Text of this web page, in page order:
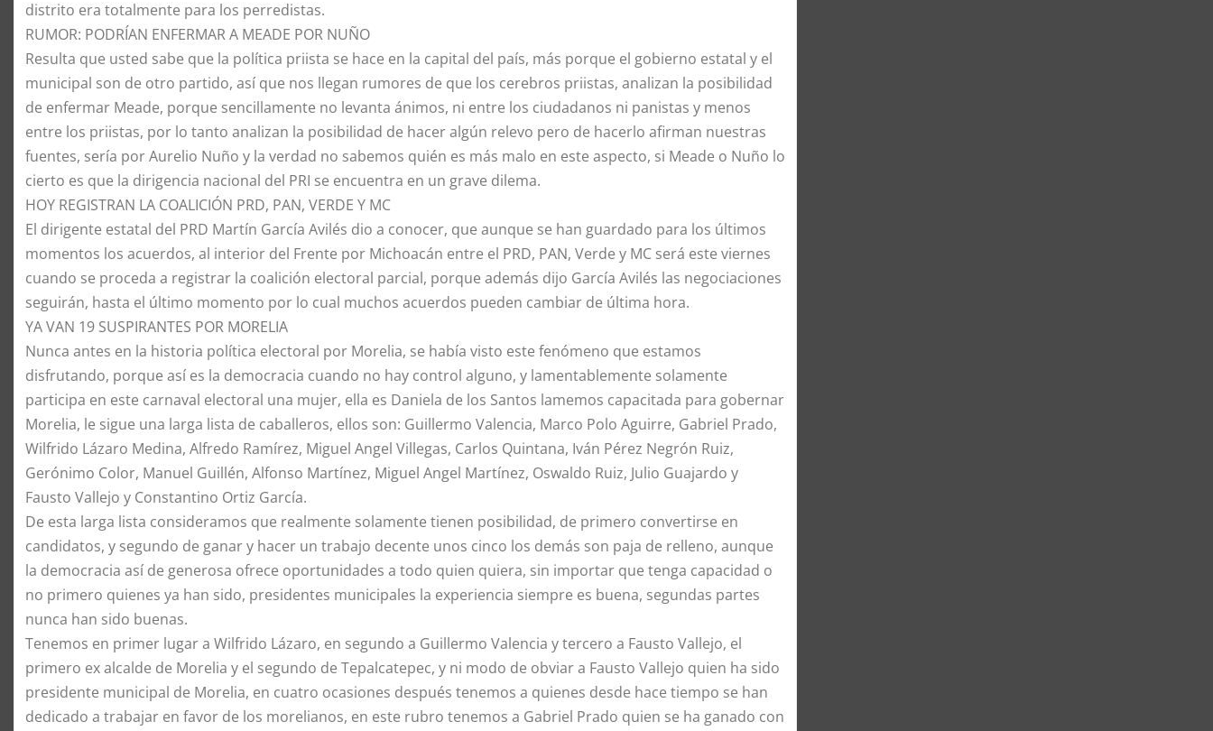
distrito era totalmente para los perredistas.
​RUMOR: PODRÍAN ENFERMAR A MEADE POR NUÑO
​Resulta que usted sabe que la política priista se hace en la capital del país, más porque el gobierno estatal y el
municipal son de otro partido, así que nos llegan rumores de que los cerebros priistas, analizan la posibilidad
de enfermar Meade, porque sencillamente no levanta ánimos, ni entre los ciudadanos ni panistas y menos
entre los priistas, por lo tanto analizan la posibilidad de hacer algún relevo pero de hacerlo afirman nuestras
fuentes, sería por Aurelio Nuño y la verdad no sabemos quién es más malo en este aspecto, si Meade o Nuño lo
cierto es que la dirigencia nacional del PRI se encuentra en un grave dilema.
​HOY REGISTRAN LA COALICIÓN PRD, PAN, VERDE Y MC
​El dirigente estatal del PRD Martín García Avilés dio a conocer, que aunque se han guardado para los últimos
momentos los acuerdos, al interior del Frente por Michoacán entre el PRD, PAN, Verde y MC será este viernes
cuando se proceda a registrar la coalición electoral parcial, porque además dijo García Avilés las negociaciones
seguirán, hasta el último momento por lo cual muchos acuerdos pueden cambiar de última hora.
​YA VAN 19 SUSPIRANTES POR MORELIA
​Nunca antes en la historia política electoral por Morelia, se había visto este fenómeno que estamos
disfrutando, porque así es la democracia cuando no hay control alguno, y lamentablemente solamente
participa en este carnaval electoral una mujer, ella es Daniela de los Santos lamemos capacitada para gobernar
Morelia, le sigue una larga lista de caballeros, ellos son: Guillermo Valencia, Marco Polo Aguirre, Gabriel Prado,
Wilfrido Lázaro Medina, Alfredo Ramírez, Miguel Angel Villegas, Carlos Quintana, Iván Pérez Negrón Ruiz,
Gerónimo Color, Manuel Guillén, Alfonso Martínez, Miguel Angel Martínez, Oswaldo Ruiz, Julio Guajardo y
Fausto Vallejo y Constantino Ortiz García.
​De esta larga lista consideramos que realmente solamente tienen posibilidad, de primero convertirse en
candidatos, y segundo de ganar y hacer un trabajo decente unos cinco los demás son paja de relleno, aunque
la democracia así de generosa ofrece oportunidades a todo quien quiera, sin importar que tenga capacidad o
no primero quienes ya han sido, presidentes municipales la experiencia siempre es buena, segundas partes
nunca han sido buenas.
Tenemos en primer lugar a Wilfrido Lázaro, en segundo a Guillermo Valencia y tercero a Fausto Vallejo, el
primero ex alcalde de Morelia y el segundo de Tepalcatepec, y ni modo de obviar a Fausto Vallejo quien ha sido
presidente municipal de Morelia, en cuatro ocasiones después tenemos a quienes desde hace tiempo se han
dedicado a trabajar en favor de los morelianos, en este rubro tenemos a Gabriel Prado quien se ha ganado con